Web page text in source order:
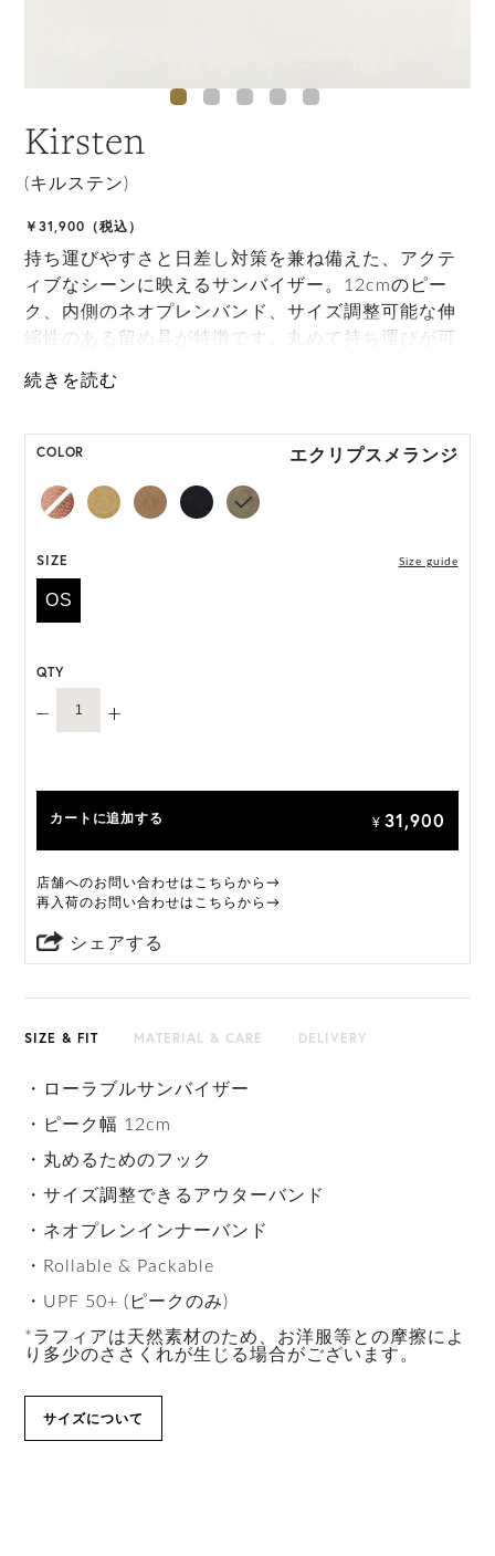
Kirsten
(キルステン)
￥31,900（税込）
持ち運びやすさと日差し対策を兼ね備えた、アクテ
ィブなシーンに映えるサンバイザー。12cmのピー
ク、内側のネオプレンバンド、サイズ調整可能な伸
縮性のある留め具が特徴です。丸めて持ち運びが可
の時間に活躍するパーフェクトなアイテムです。
ONE SIZE展開の商品:ONE SIZE 57.5cm
*ハンドメイド製品のサイズには微小の個体差がござ
HAT BOX に収納できない商品です。
COLOR エクリプスメランジ
SIZE Size guide
OS
QTY
カートに追加する ¥ 31,900
店舗へのお問い合わせはこちらから→
再入荷のお問い合わせはこちらから→
シェアする
SIZE & FIT MATERIAL & CARE DELIVERY
・ローラブルサンバイザー
・ピーク幅 12cm
・丸めるためのフック
・サイズ調整できるアウターバンド
・ネオプレンインナーバンド
・Rollable & Packable
・UPF 50+ (ピークのみ)
*ラフィアは天然素材のため、お洋服等との摩擦によ
り多少のささくれが生じる場合がございます。
サイズについて